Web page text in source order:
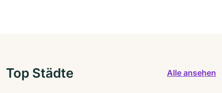
Top Städte Alle ansehen